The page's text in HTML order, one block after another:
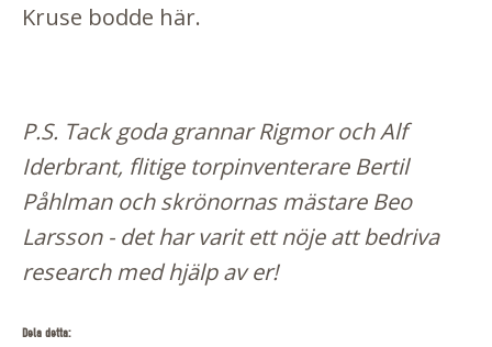
Kruse bodde här.
P.S. Tack goda grannar Rigmor och Alf
Iderbrant, flitige torpinventerare Bertil
Påhlman och skrönornas mästare Beo
Larsson - det har varit ett nöje att bedriva
research med hjälp av er!
Dela detta: